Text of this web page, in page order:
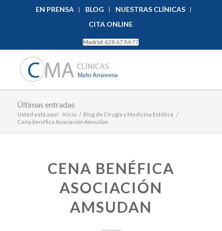
EN PRENSA BLOG
NUESTRAS CLÍNICAS
CITA ONLINE
Madrid: 628 67 84 77
Últimas entradas
Usted está aquí: Inicio / Blog de Cirugía y Medicina Estética /
Cena benéfica Asociación Amsudan
CENA BENÉFICA
ASOCIACIÓN
AMSUDAN